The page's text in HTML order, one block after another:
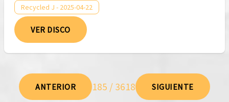
Recycled J - 2025-04-22
VER DISCO
ANTERIOR 185 / 3618 SIGUIENTE